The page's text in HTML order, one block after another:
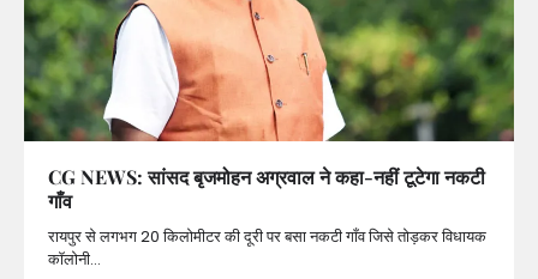
CG NEWS: सांसद बृजमोहन अग्रवाल ने कहा-नहीं टूटेगा नकटी
गाँव
रायपुर से लगभग 20 किलोमीटर की दूरी पर बसा नकटी गाँव जिसे तोड़कर विधायक
कॉलोनी…